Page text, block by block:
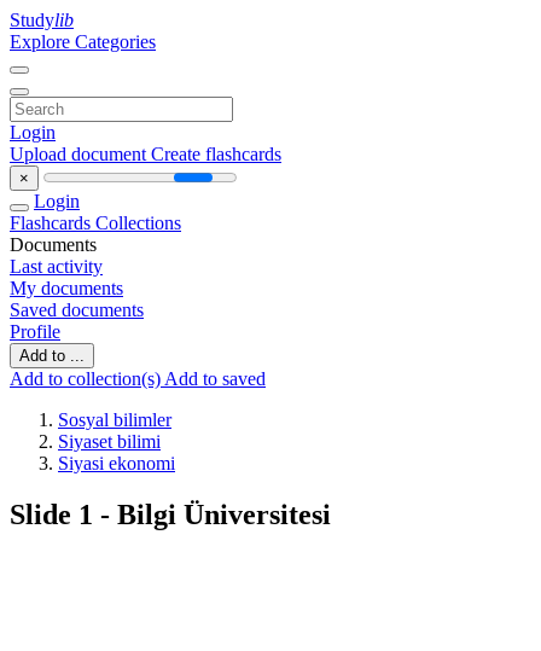
Studylib
Explore Categories
Login
Upload document Create flashcards
×
Login
Flashcards Collections
Documents
Last activity
My documents
Saved documents
Profile
Add to ...
Add to collection(s) Add to saved
Sosyal bilimler
Siyaset bilimi
Siyasi ekonomi
Slide 1 - Bilgi Üniversitesi